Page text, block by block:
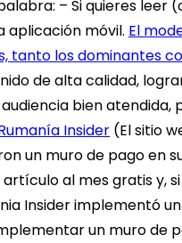
– Si quieres leer
aplicación móvil. El
tanto los dominantes
de alta calidad,
bien
Insider (El sitio
un muro de pago en
al mes gratis y,
Insider implementó
un muro de